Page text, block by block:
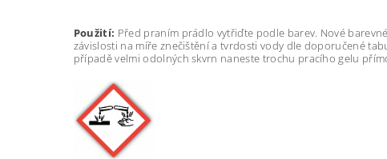
Použití: Před praním prádlo vytřiďte podle barev. Nové
závislosti na míře znečištění a tvrdosti vody dle doporučené
případě velmi odolných skvrn naneste trochu pracího gelu